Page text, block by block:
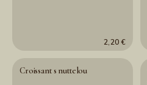
2,20 €
Croissant s nuttelou